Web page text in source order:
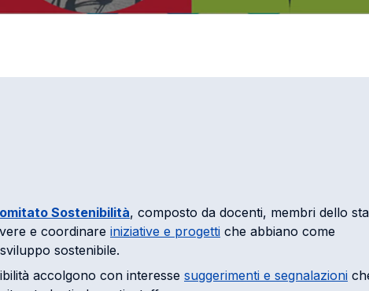
Sostenibilità, composto da docenti, membri dello
e coordinare iniziative e progetti che abbiano come
sostenibile.
accolgono con interesse suggerimenti e segnalazioni